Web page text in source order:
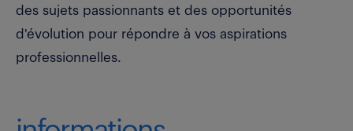
des sujets passionnants et des opportunités
d'évolution pour répondre à vos aspirations
professionnelles.